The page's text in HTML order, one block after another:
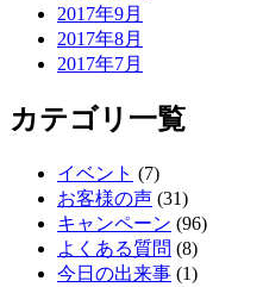
2017年9月
2017年8月
2017年7月
カテゴリ一覧
イベント (7)
お客様の声 (31)
キャンペーン (96)
よくある質問 (8)
今日の出来事 (1)